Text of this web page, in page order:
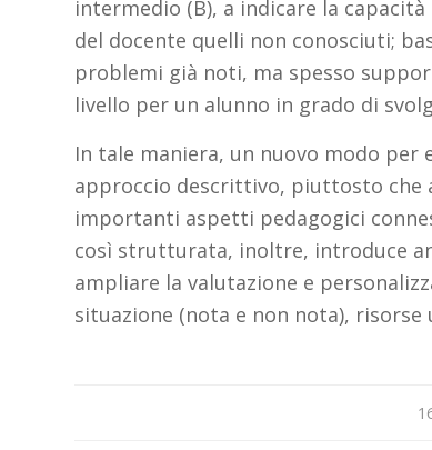
intermedio (B), a indicare la
del docente quelli non conosciuti;
problemi già noti, ma spesso
livello per un alunno in grado di
In tale maniera, un nuovo modo
approccio descrittivo, piuttosto che
importanti aspetti pedagogici
così strutturata, inoltre, introduce
ampliare la valutazione e
situazione (nota e non nota),